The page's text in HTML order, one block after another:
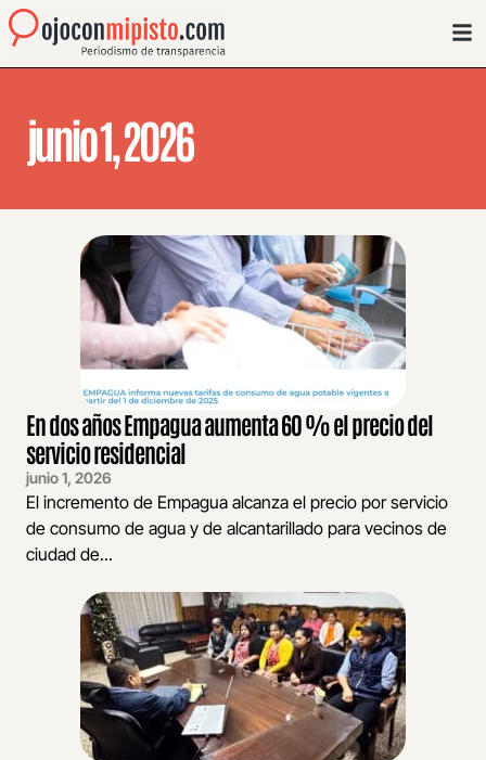
junio 1, 2026
En dos años Empagua aumenta 60 % el precio del
servicio residencial
junio 1, 2026
El incremento de Empagua alcanza el precio por servicio
de consumo de agua y de alcantarillado para vecinos de
ciudad de...